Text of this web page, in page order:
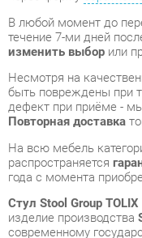
Несмотря на
быть повреждены при
дефект при приёме - мы
Повторная доставка
На всю мебель
распространяется
года с момента
Стул Stool Group TOLIX
изделие производства
современному
Надеемся, вы
будем рады, если вы
использования,
будущим покупателям.